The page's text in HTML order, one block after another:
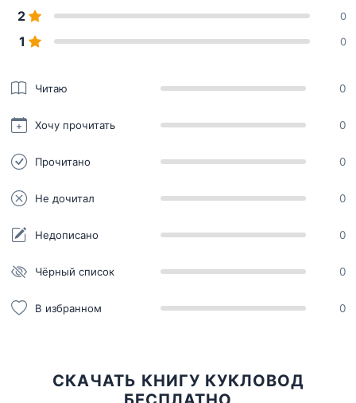
2 0
1 0
Читаю 0
Хочу прочитать 0
Прочитано 0
Не дочитал 0
Недописано 0
Чёрный список 0
В избранном 0
СКАЧАТЬ КНИГУ КУКЛОВОД